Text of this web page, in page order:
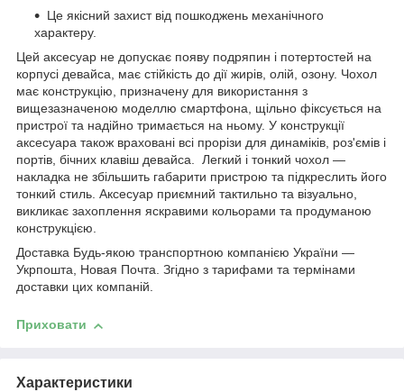
Це якісний захист від пошкоджень механічного
характеру.
Цей аксесуар не допускає появу подряпин і потертостей на
корпусі девайса, має стійкість до дії жирів, олій, озону. Чохол
має конструкцію, призначену для використання з
вищезазначеною моделлю смартфона, щільно фіксується на
пристрої та надійно тримається на ньому. У конструкції
аксесуара також враховані всі прорізи для динаміків, роз'ємів і
портів, бічних клавіш девайса. Легкий і тонкий чохол —
накладка не збільшить габарити пристрою та підкреслить його
тонкий стиль. Аксесуар приємний тактильно та візуально,
викликає захоплення яскравими кольорами та продуманою
конструкцією.
Доставка Будь-якою транспортною компанією України —
Укрпошта, Новая Почта. Згідно з тарифами та термінами
доставки цих компаній.
Приховати
Характеристики